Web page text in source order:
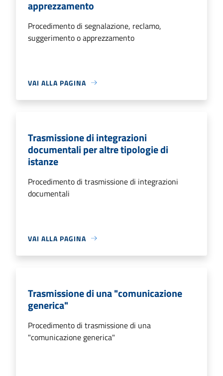
apprezzamento
Procedimento di segnalazione, reclamo,
suggerimento o apprezzamento
VAI ALLA PAGINA
Trasmissione di integrazioni
documentali per altre tipologie di
istanze
Procedimento di trasmissione di integrazioni
documentali
VAI ALLA PAGINA
Trasmissione di una "comunicazione
generica"
Procedimento di trasmissione di una
"comunicazione generica"